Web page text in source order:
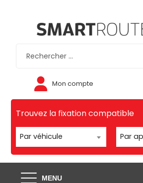
Mon compte
Trouvez la fixation compatible
Par véhicule Par
MENU